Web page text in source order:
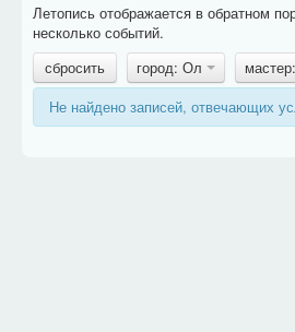
Летопись отображается в обратном
несколько событий.
сбросить
город: Ол
Не найдено записей, отвечающих